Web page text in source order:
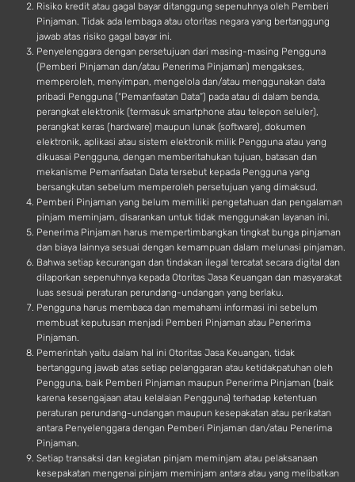
Risiko kredit atau gagal bayar ditanggung sepenuhnya oleh Pemberi
Pinjaman. Tidak ada lembaga atau otoritas negara yang bertanggung
jawab atas risiko gagal bayar ini.
Penyelenggara dengan persetujuan dari masing-masing Pengguna
(Pemberi Pinjaman dan/atau Penerima Pinjaman) mengakses,
memperoleh, menyimpan, mengelola dan/atau menggunakan data
pribadi Pengguna (“Pemanfaatan Data”) pada atau di dalam benda,
perangkat elektronik (termasuk smartphone atau telepon seluler),
perangkat keras (hardware) maupun lunak (software), dokumen
elektronik, aplikasi atau sistem elektronik milik Pengguna atau yang
dikuasai Pengguna, dengan memberitahukan tujuan, batasan dan
mekanisme Pemanfaatan Data tersebut kepada Pengguna yang
bersangkutan sebelum memperoleh persetujuan yang dimaksud.
Pemberi Pinjaman yang belum memiliki pengetahuan dan pengalaman
pinjam meminjam, disarankan untuk tidak menggunakan layanan ini.
Penerima Pinjaman harus mempertimbangkan tingkat bunga pinjaman
dan biaya lainnya sesuai dengan kemampuan dalam melunasi pinjaman.
Bahwa setiap kecurangan dan tindakan ilegal tercatat secara digital dan
dilaporkan sepenuhnya kepada Otoritas Jasa Keuangan dan masyarakat
luas sesuai peraturan perundang-undangan yang berlaku.
Pengguna harus membaca dan memahami informasi ini sebelum
membuat keputusan menjadi Pemberi Pinjaman atau Penerima
Pinjaman.
Pemerintah yaitu dalam hal ini Otoritas Jasa Keuangan, tidak
bertanggung jawab atas setiap pelanggaran atau ketidakpatuhan oleh
Pengguna, baik Pemberi Pinjaman maupun Penerima Pinjaman (baik
karena kesengajaan atau kelalaian Pengguna) terhadap ketentuan
peraturan perundang-undangan maupun kesepakatan atau perikatan
antara Penyelenggara dengan Pemberi Pinjaman dan/atau Penerima
Pinjaman.
Setiap transaksi dan kegiatan pinjam meminjam atau pelaksanaan
kesepakatan mengenai pinjam meminjam antara atau yang melibatkan